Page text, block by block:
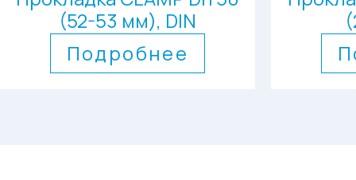
(52-53 мм), DIN
Подробнее